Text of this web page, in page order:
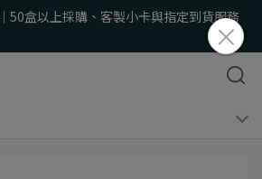
50盒以上採購、客製小卡與指定到貨服務